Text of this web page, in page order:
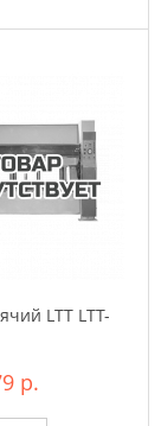
LTT LTT-
р.